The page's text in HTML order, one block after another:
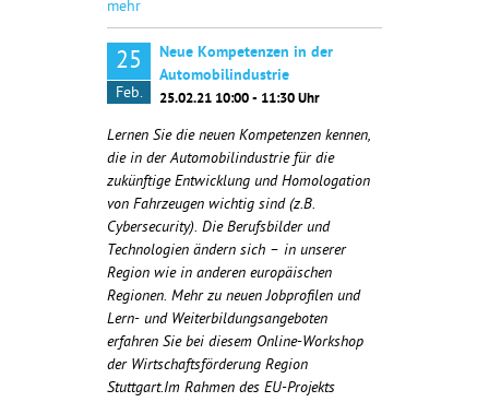
mehr
25
Feb.
Neue Kompetenzen in der
Automobilindustrie
25.02.21 10:00 - 11:30 Uhr
Lernen Sie die neuen Kompetenzen kennen,
die in der Automobilindustrie für die
zukünftige Entwicklung und Homologation
von Fahrzeugen wichtig sind (z.B.
Cybersecurity). Die Berufsbilder und
Technologien ändern sich – in unserer
Region wie in anderen europäischen
Regionen. Mehr zu neuen Jobprofilen und
Lern- und Weiterbildungsangeboten
erfahren Sie bei diesem Online-Workshop
der Wirtschaftsförderung Region
Stuttgart.Im Rahmen des EU-Projekts